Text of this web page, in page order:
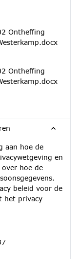
Ontheffing
Ontheffing
aan hoe de
en
hoe de
beleid voor de
het privacy